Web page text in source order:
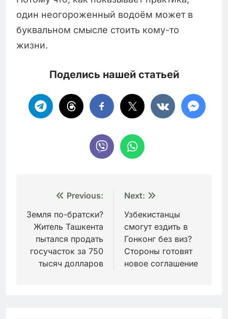
один неогороженный водоём может в
буквальном смысле стоить кому-то
жизни.
Поделись нашей статьей
Навигация
по
записям
Previous:
Земля по-братски?
Житель Ташкента
пытался продать
госучасток за 750
тысяч долларов
Next:
Узбекистанцы
смогут ездить в
Гонконг без виз?
Стороны готовят
новое соглашение